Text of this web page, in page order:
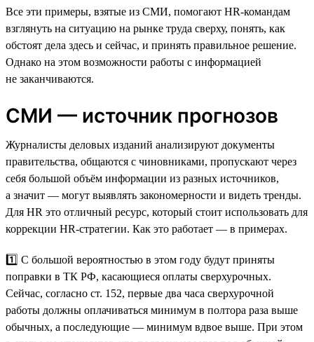
Все эти примеры, взятые из СМИ, помогают HR-командам
взглянуть на ситуацию на рынке труда сверху, понять, как
обстоят дела здесь и сейчас, и принять правильное решение.
Однако на этом возможности работы с информацией
не заканчиваются.
СМИ — источник прогнозов
Журналисты деловых изданий анализируют документы
правительства, общаются с чиновниками, пропускают через
себя большой объём информации из разных источников,
а значит — могут выявлять закономерности и видеть тренды.
Для HR это отличный ресурс, который стоит использовать для
коррекции HR-стратегии. Как это работает — в примерах.
1️⃣ С большой вероятностью в этом году будут приняты
поправки в ТК РФ, касающиеся оплаты сверхурочных.
Сейчас, согласно ст. 152, первые два часа сверхурочной
работы должны оплачиваться минимум в полтора раза выше
обычных, а последующие — минимум вдвое выше. При этом